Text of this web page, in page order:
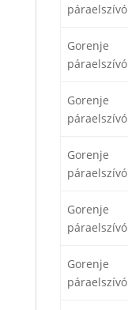
páraelszívó
Gorenje
páraelszívó
Gorenje
páraelszívó
Gorenje
páraelszívó
Gorenje
páraelszívó
Gorenje
páraelszívó